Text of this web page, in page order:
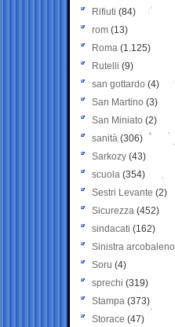
Rifiuti (84)
rom (13)
Roma (1.125)
Rutelli (9)
san gottardo (4)
San Martino (3)
San Miniato (2)
sanità (306)
Sarkozy (43)
scuola (354)
Sestri Levante (2)
Sicurezza (452)
sindacati (162)
Sinistra arcobaleno
Soru (4)
sprechi (319)
Stampa (373)
Storace (47)